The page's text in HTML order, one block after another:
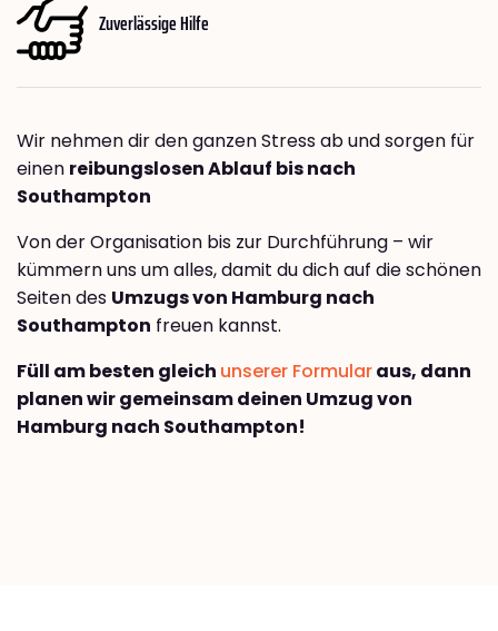
Zuverlässige Hilfe
Wir nehmen dir den ganzen Stress ab und sorgen für
einen reibungslosen Ablauf bis nach
Southampton
Von der Organisation bis zur Durchführung – wir
kümmern uns um alles, damit du dich auf die schönen
Seiten des Umzugs von Hamburg nach
Southampton freuen kannst.
Füll am besten gleich unserer Formularaus, dann
planen wir gemeinsam deinen Umzug von
Hamburg nach Southampton!